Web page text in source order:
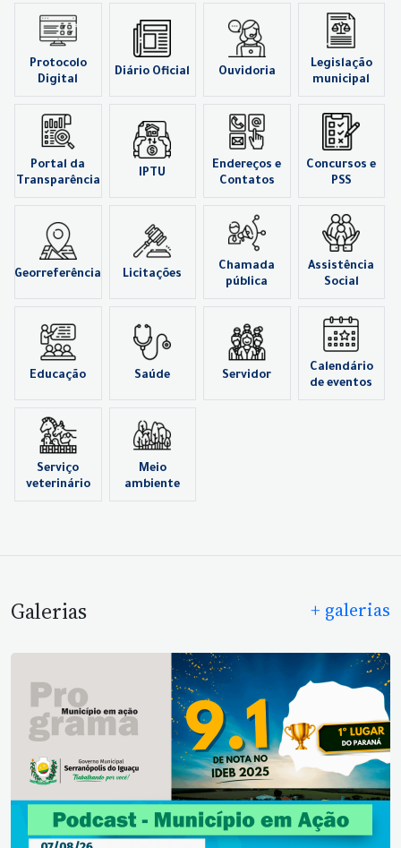
Protocolo
Digital
Diário Oficial Ouvidoria
Legislação
municipal
Portal da
Transparência
IPTU
Endereços e
Contatos
Concursos e
PSS
Georreferência Licitações
Chamada
pública
Assistência
Social
Educação Saúde Servidor
Calendário
de eventos
Serviço
veterinário
Meio
ambiente
Galerias + galerias